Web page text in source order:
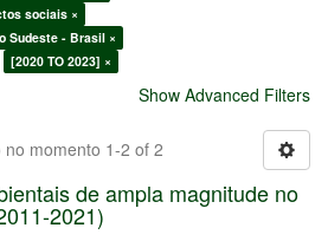
sociais ×
Sudeste - Brasil ×
[2020 TO 2023] ×
Show Advanced Filters
momento 1-2 of 2
de ampla magnitude no
2021)